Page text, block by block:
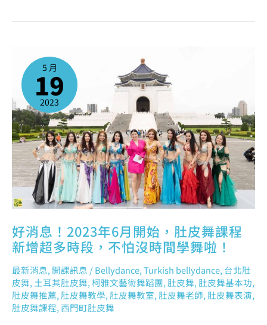
5 月
19
2023
好消息！2023年6月開始，肚皮舞課程
新增超多時段，不怕沒時間學舞啦！
最新消息,開課訊息 /Bellydance,Turkish bellydance,台北肚
皮舞,土耳其肚皮舞,柯雅文藝術舞蹈團,肚皮舞,肚皮舞基本功,
肚皮舞推薦,肚皮舞教學,肚皮舞教室,肚皮舞老師,肚皮舞表演,
肚皮舞課程,西門町肚皮舞
息！
2023
6
月
開
始，
肚
皮
舞
課
程
新
增
超
多
時
段，
不
怕
沒
時
間
學
舞
啦！